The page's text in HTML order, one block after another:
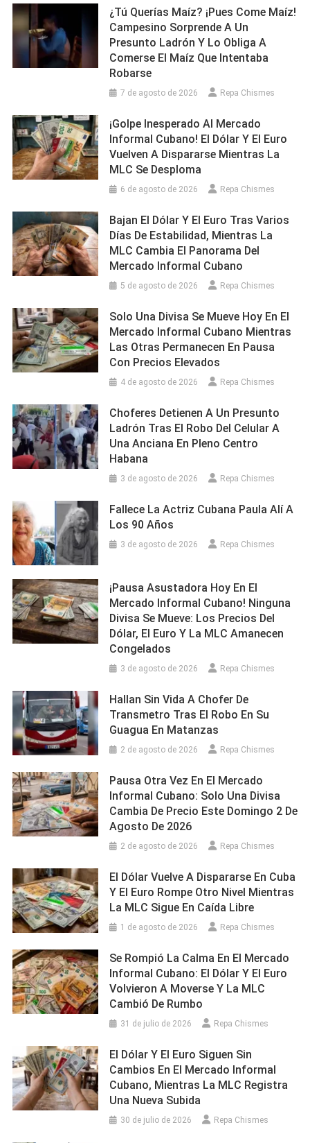
¿Tú Querías Maíz? ¡Pues Come Maíz!
Campesino Sorprende A Un
Presunto Ladrón Y Lo Obliga A
Comerse El Maíz Que Intentaba
Robarse
7 de agosto de 2026 Repa Chismes
¡Golpe Inesperado Al Mercado
Informal Cubano! El Dólar Y El Euro
Vuelven A Dispararse Mientras La
MLC Se Desploma
6 de agosto de 2026 Repa Chismes
Bajan El Dólar Y El Euro Tras Varios
Días De Estabilidad, Mientras La
MLC Cambia El Panorama Del
Mercado Informal Cubano
5 de agosto de 2026 Repa Chismes
Solo Una Divisa Se Mueve Hoy En El
Mercado Informal Cubano Mientras
Las Otras Permanecen En Pausa
Con Precios Elevados
4 de agosto de 2026 Repa Chismes
Choferes Detienen A Un Presunto
Ladrón Tras El Robo Del Celular A
Una Anciana En Pleno Centro
Habana
3 de agosto de 2026 Repa Chismes
Fallece La Actriz Cubana Paula Alí A
Los 90 Años
3 de agosto de 2026 Repa Chismes
¡Pausa Asustadora Hoy En El
Mercado Informal Cubano! Ninguna
Divisa Se Mueve: Los Precios Del
Dólar, El Euro Y La MLC Amanecen
Congelados
3 de agosto de 2026 Repa Chismes
Hallan Sin Vida A Chofer De
Transmetro Tras El Robo En Su
Guagua En Matanzas
2 de agosto de 2026 Repa Chismes
Pausa Otra Vez En El Mercado
Informal Cubano: Solo Una Divisa
Cambia De Precio Este Domingo 2 De
Agosto De 2026
2 de agosto de 2026 Repa Chismes
El Dólar Vuelve A Dispararse En Cuba
Y El Euro Rompe Otro Nivel Mientras
La MLC Sigue En Caída Libre
1 de agosto de 2026 Repa Chismes
Se Rompió La Calma En El Mercado
Informal Cubano: El Dólar Y El Euro
Volvieron A Moverse Y La MLC
Cambió De Rumbo
31 de julio de 2026 Repa Chismes
El Dólar Y El Euro Siguen Sin
Cambios En El Mercado Informal
Cubano, Mientras La MLC Registra
Una Nueva Subida
30 de julio de 2026 Repa Chismes